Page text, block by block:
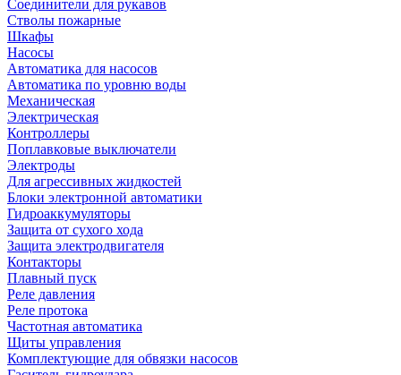
Соединители для рукавов
Стволы пожарные
Шкафы
Насосы
Автоматика для насосов
Автоматика по уровню воды
Механическая
Электрическая
Контроллеры
Поплавковые выключатели
Электроды
Для агрессивных жидкостей
Блоки электронной автоматики
Гидроаккумуляторы
Защита от сухого хода
Защита электродвигателя
Контакторы
Плавный пуск
Реле давления
Реле протока
Частотная автоматика
Щиты управления
Комплектующие для обвязки насосов